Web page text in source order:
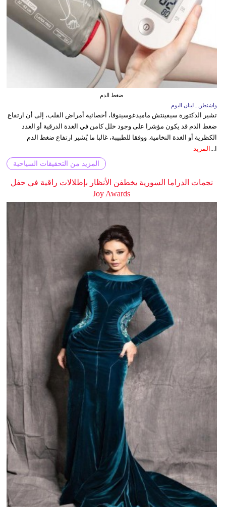
ضغط الدم
واشنطن ـ لبنان اليوم
تشير الدكتورة سيفينتش ماميدغوسينوفا، أخصائية أمراض القلب، إلى أن ارتفاع
ضغط الدم قد يكون مؤشرا على وجود خلل كامن في الغدة الدرقية أو الغدد
الكظرية أو الغدة النخامية. ووفقا للطبيبة، غالبا ما يُشير ارتفاع ضغط الدم
ا...
المزيد
المزيد من التحقيقات السياحية
نجمات الدراما السورية يخطفن الأنظار بإطلالات راقية في حفل
Joy Awards